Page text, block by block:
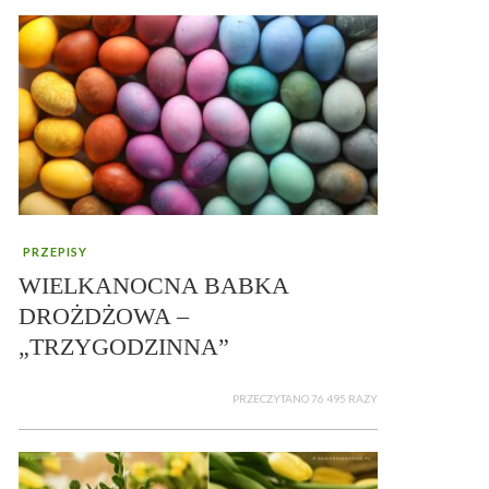
PRZEPISY
WIELKANOCNA BABKA
DROŻDŻOWA –
„TRZYGODZINNA”
PRZECZYTANO 76 495 RAZY